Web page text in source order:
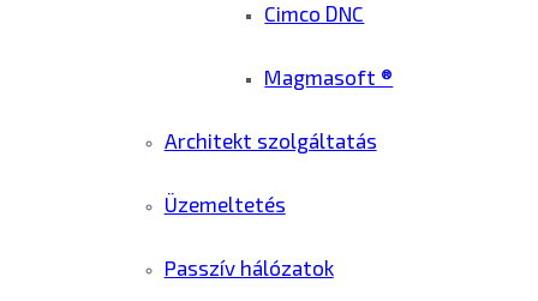
Cimco DNC
Magmasoft ®
Architekt szolgáltatás
Üzemeltetés
Passzív hálózatok